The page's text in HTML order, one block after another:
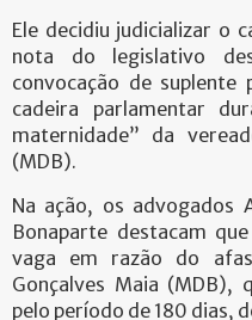
Ele decidiu judicializar o
nota do legislativo
convocação de suplente
cadeira parlamentar
maternidade” da
(MDB).
Na ação, os advogados
Bonaparte destacam
vaga em razão do
Gonçalves Maia (MDB),
pelo período de 180 dias,